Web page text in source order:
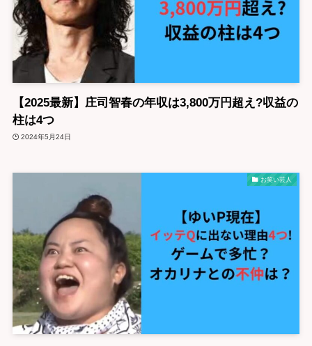
【2025最新】庄司智春の年収は3,800万円超え?収益の
柱は4つ
2024年5月24日
お笑い芸人